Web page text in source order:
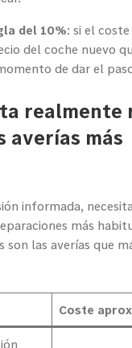
del 10%: si el
del coche nuevo
de dar el
realmente
averías más
informada,
más
son las averías que
Coste